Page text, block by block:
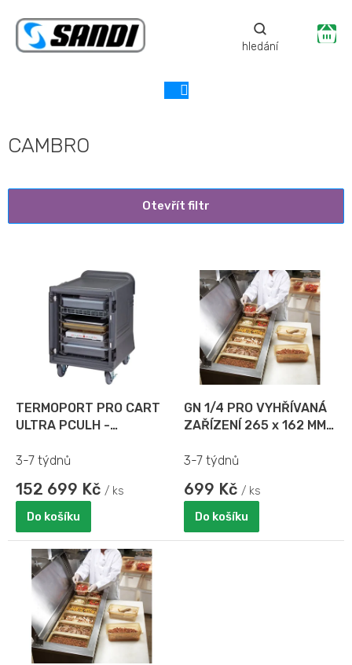
obsah
CAMBRO
Otevřít filtr
TERMOPORT PRO CART
ULTRA PCULH -
3-7 týdnů
152 699 Kč / ks
Do košíku
GN 1/4 PRO VYHŘÍVANÁ
ZAŘÍZENÍ 265 x 162 MM,
3-7 týdnů
699 Kč / ks
Do košíku